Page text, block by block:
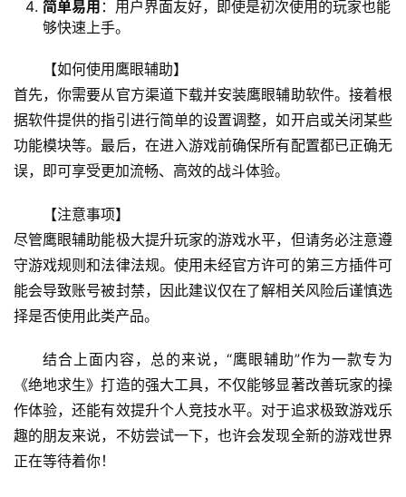
简单易用 ：用户界面友好，即使是初次使用的玩家也能
够快速上手。
【如何使用鹰眼辅助】
首先，你需要从官方渠道下载并安装鹰眼辅助软件。接着根
据软件提供的指引进行简单的设置调整，如开启或关闭某些
功能模块等。最后，在进入游戏前确保所有配置都已正确无
误，即可享受更加流畅、高效的战斗体验。
【注意事项】
尽管鹰眼辅助能极大提升玩家的游戏水平，但请务必注意遵
守游戏规则和法律法规。使用未经官方许可的第三方插件可
能会导致账号被封禁，因此建议仅在了解相关风险后谨慎选
择是否使用此类产品。
结合上面内容，总的来说，“鹰眼辅助”作为一款专为
《绝地求生》打造的强大工具，不仅能够显著改善玩家的操
作体验，还能有效提升个人竞技水平。对于追求极致游戏乐
趣的朋友来说，不妨尝试一下，也许会发现全新的游戏世界
正在等待着你！